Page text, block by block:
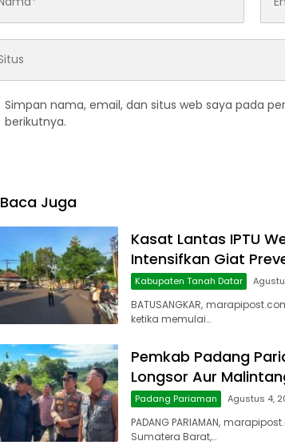
Simpan nama, email, dan situs web saya pada
berikutnya.
Baca Juga
Kasat Lantas IPTU
Intensifkan Giat
Kabupaten Tanah Datar
BATUSANGKAR,
ketika memulai…
Pemkab Padang
Longsor Aur
Padang Pariaman Agustus 4,
PADANG PARIAMAN,
Sumatera Barat,…